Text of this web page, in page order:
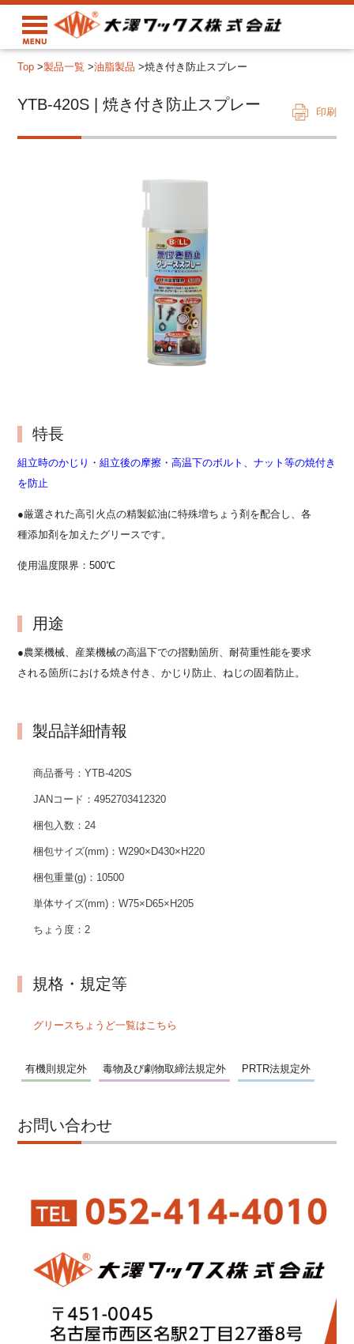
Top >製品一覧 >油脂製品 >焼き付き防止スプレー
YTB-420S | 焼き付き防止スプレー 印刷
特長
組立時のかじり・組立後の摩擦・高温下のボルト、ナット等の焼付き
を防止
●厳選された高引火点の精製鉱油に特殊増ちょう剤を配合し、各
種添加剤を加えたグリースです。
使用温度限界：500℃
用途
●農業機械、産業機械の高温下での摺動箇所、耐荷重性能を要求
される箇所における焼き付き、かじり防止、ねじの固着防止。
製品詳細情報
商品番号：YTB-420S
JANコード：4952703412320
梱包入数：24
梱包サイズ(mm)：W290×D430×H220
梱包重量(g)： 10500
単体サイズ(mm)：W75×D65×H205
ちょう度：2
規格・規定等
グリースちょうど一覧はこちら
有機則規定外 毒物及び劇物取締法規定外 PRTR法規定外
お問い合わせ